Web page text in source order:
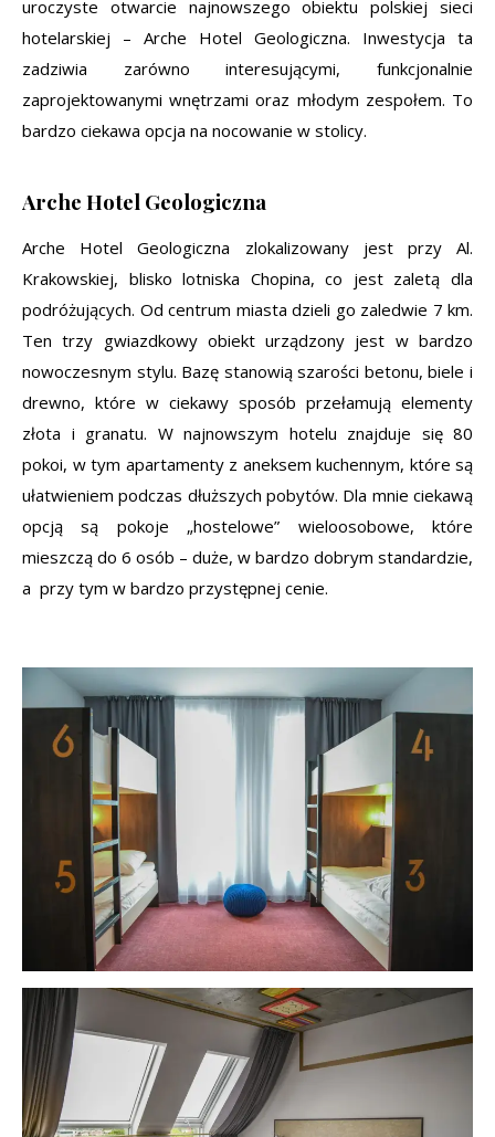
uroczyste otwarcie najnowszego obiektu polskiej sieci
hotelarskiej – Arche Hotel Geologiczna. Inwestycja ta
zadziwia zarówno interesującymi, funkcjonalnie
zaprojektowanymi wnętrzami oraz młodym zespołem. To
bardzo ciekawa opcja na nocowanie w stolicy.
Arche Hotel Geologiczna
Arche Hotel Geologiczna zlokalizowany jest przy Al.
Krakowskiej, blisko lotniska Chopina, co jest zaletą dla
podróżujących. Od centrum miasta dzieli go zaledwie 7 km.
Ten trzy gwiazdkowy obiekt urządzony jest w bardzo
nowoczesnym stylu. Bazę stanowią szarości betonu, biele i
drewno, które w ciekawy sposób przełamują elementy
złota i granatu. W najnowszym hotelu znajduje się 80
pokoi, w tym apartamenty z aneksem kuchennym, które są
ułatwieniem podczas dłuższych pobytów. Dla mnie ciekawą
opcją są pokoje „hostelowe” wieloosobowe, które
mieszczą do 6 osób – duże, w bardzo dobrym standardzie,
a przy tym w bardzo przystępnej cenie.